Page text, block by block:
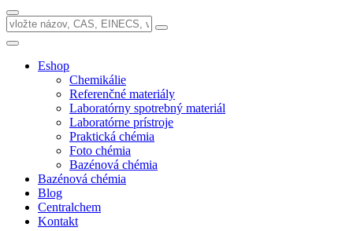
Eshop
Chemikálie
Referenčné materiály
Laboratórny spotrebný materiál
Laboratórne prístroje
Praktická chémia
Foto chémia
Bazénová chémia
Bazénová chémia
Blog
Centralchem
Kontakt